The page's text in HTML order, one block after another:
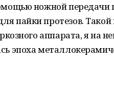
ножной передачи
пайки протезов.
аппарата, я на
эпоха